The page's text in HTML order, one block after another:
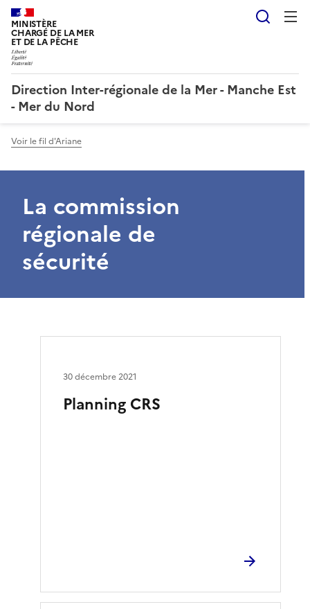
MINISTÈRE
CHARGÉ DE LA MER
ET DE LA PÊCHE
Direction Inter-régionale de la Mer - Manche Est
- Mer du Nord
Voir le fil d'Ariane
La commission
régionale de
sécurité
Planning CRS
30 décembre 2021